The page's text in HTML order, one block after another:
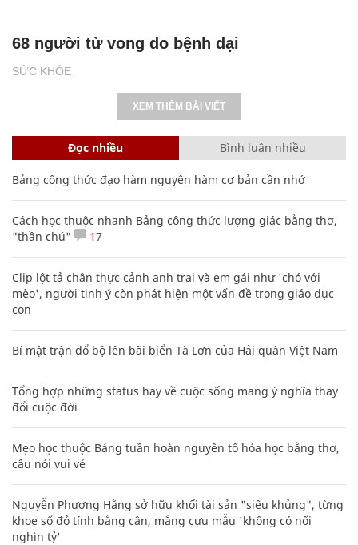
SỨC KHỎE
68 người tử vong do bệnh dại
XEM THÊM BÀI VIẾT
Đọc nhiều Bình luận nhiều
Bảng công thức đạo hàm nguyên hàm cơ bản cần nhớ
Cách học thuộc nhanh Bảng công thức lượng giác bằng thơ,
"thần chú"
17
Clip lột tả chân thực cảnh anh trai và em gái như 'chó với
mèo', người tinh ý còn phát hiện một vấn đề trong giáo dục
con
Bí mật trận đổ bộ lên bãi biển Tà Lơn của Hải quân Việt Nam
Tổng hợp những status hay về cuộc sống mang ý nghĩa thay
đổi cuộc đời
Mẹo học thuộc Bảng tuần hoàn nguyên tố hóa học bằng thơ,
câu nói vui vẻ
Nguyễn Phương Hằng sở hữu khối tài sản "siêu khủng", từng
khoe sổ đỏ tính bằng cân, mắng cựu mẫu 'không có nổi
nghìn tỷ'